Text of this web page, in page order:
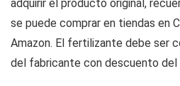
adquirir el producto original,
se puede comprar en tiendas en
Amazon. El fertilizante debe ser
del fabricante con descuento del